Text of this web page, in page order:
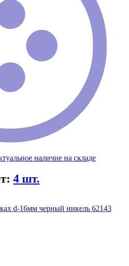
наличие на складе
4 шт.
d-16мм черный никель 62143